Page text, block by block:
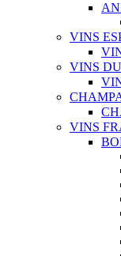
VINS
VINS
VINS